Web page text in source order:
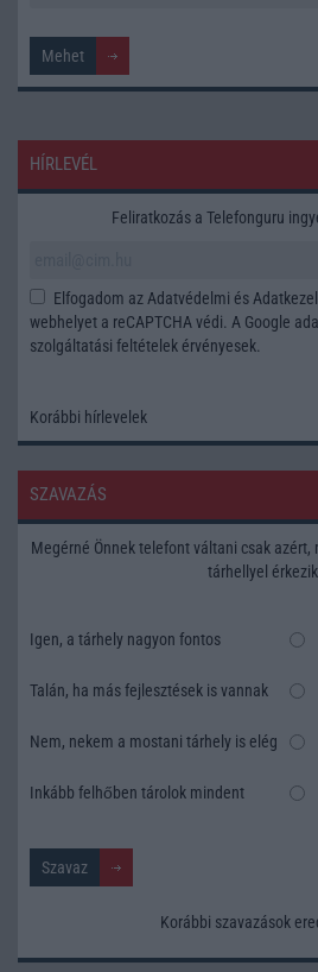
HÍRLEVÉL
Feliratkozás a Telefonguru
Elfogadom az Adatvédelmi és
webhelyet a reCAPTCHA védi. A Google
szolgáltatási feltételek érvényesek.
Korábbi hírlevelek
SZAVAZÁS
Megérné Önnek telefont váltani csak
tárhellyel
Igen, a tárhely nagyon fontos
Talán, ha más fejlesztések is vannak
Nem, nekem a mostani tárhely is elég
Inkább felhőben tárolok mindent
Korábbi szavazások